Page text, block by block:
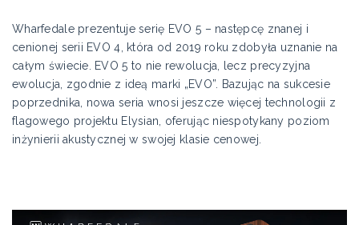
Wharfedale prezentuje serię EVO 5 – następcę znanej i
cenionej serii EVO 4, która od 2019 roku zdobyła uznanie na
całym świecie. EVO 5 to nie rewolucja, lecz precyzyjna
ewolucja, zgodnie z ideą marki „EVO”. Bazując na sukcesie
poprzednika, nowa seria wnosi jeszcze więcej technologii z
flagowego projektu Elysian, oferując niespotykany poziom
inżynierii akustycznej w swojej klasie cenowej.